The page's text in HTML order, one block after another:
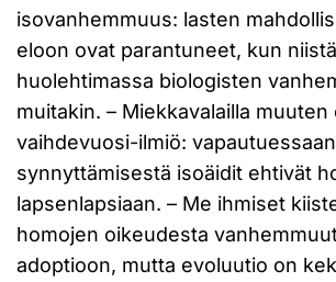
isovanhemmuus: lasten
eloon ovat parantuneet, kun
huolehtimassa biologisten
muitakin. – Miekkavalailla muuten
vaihdevuosi-ilmiö: vapautuessaan
synnyttämisestä isoäidit ehtivät
lapsenlapsiaan. – Me ihmiset
homojen oikeudesta
adoptioon, mutta evoluutio on